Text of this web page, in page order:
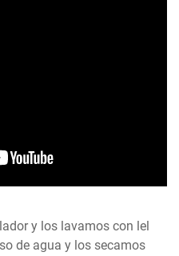
y los lavamos con lel
de agua y los secamos